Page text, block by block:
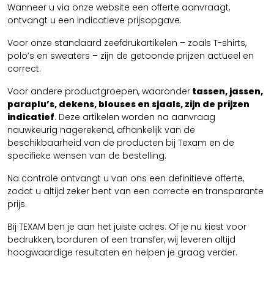
Wanneer u via onze website een offerte aanvraagt,
ontvangt u een indicatieve prijsopgave.
Voor onze standaard zeefdrukartikelen – zoals T-shirts,
polo’s en sweaters – zijn de getoonde prijzen actueel en
correct.
Voor andere productgroepen, waaronder tassen, jassen,
paraplu’s, dekens, blouses en sjaals, zijn de prijzen
indicatief. Deze artikelen worden na aanvraag
nauwkeurig nagerekend, afhankelijk van de
beschikbaarheid van de producten bij Texam en de
specifieke wensen van de bestelling.
Na controle ontvangt u van ons een definitieve offerte,
zodat u altijd zeker bent van een correcte en transparante
prijs.
Bij TEXAM ben je aan het juiste adres. Of je nu kiest voor
bedrukken, borduren of een transfer, wij leveren altijd
hoogwaardige resultaten en helpen je graag verder.